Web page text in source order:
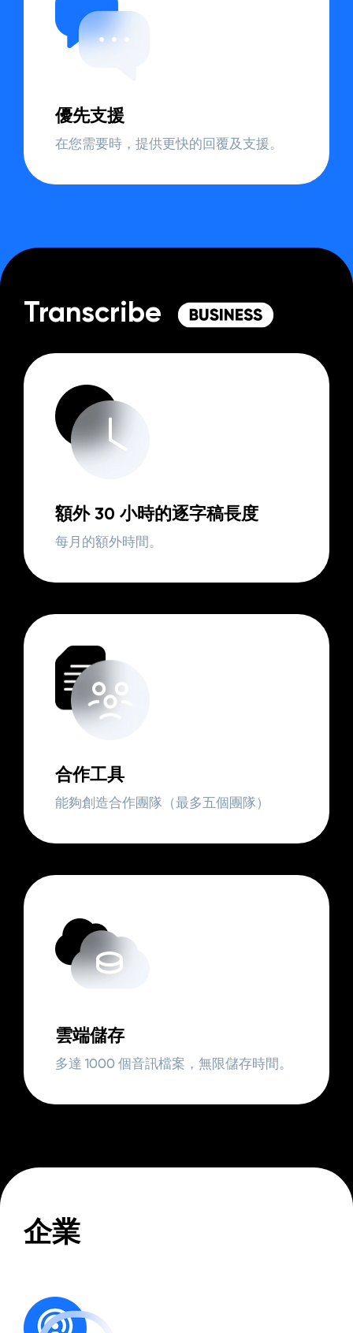
優先支援
在您需要時，提供更快的回覆及支援。
Transcribe
額外 30 小時的逐字稿長度
每月的額外時間。
合作工具
能夠創造合作團隊（最多五個團隊）
雲端儲存
多達 1000 個音訊檔案，無限儲存時間。
企業